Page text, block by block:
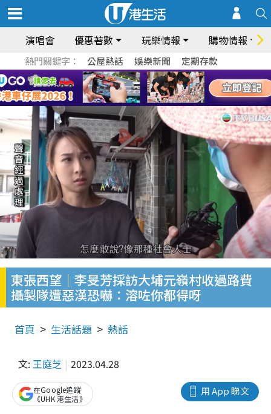
演唱會 優惠著數 玩樂情報 購物情報
熱門關鍵字： 公屋熱話 娛樂新聞 定期存款
東張西望｜李旻芳採訪大埔元嶺村收過路費
攝製隊遭惡漢恐嚇：溶咗你都得呀
首頁 生活話題 熱話
文: 王庭芝 2023.04.28
用 App 睇文
在Google追蹤
《UHK 港生活》